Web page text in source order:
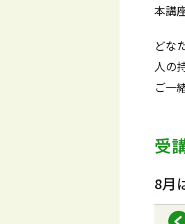
本講
どな
人の
ご一
受
8月